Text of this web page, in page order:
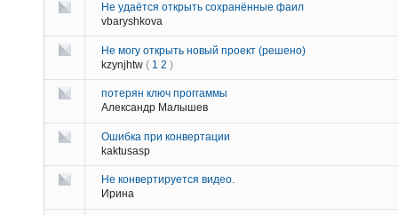
Не удаётся открыть сохранённые фаил
vbaryshkova
Не могу открыть новый проект (решено)
kzynjhtw ( 1 2 )
потерян ключ проггаммы
Александр Малышев
Ошибка при конвертации
kaktusasp
Не конвертируется видео.
Ирина